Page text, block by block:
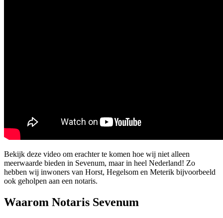
Bekijk deze video om erachter te komen hoe wij niet alleen
meerwaarde bieden in Sevenum, maar in heel Nederland! Zo
hebben wij inwoners van Horst, Hegelsom en Meterik bijvoorbeeld
ook geholpen aan een notaris.
Waarom Notaris Sevenum